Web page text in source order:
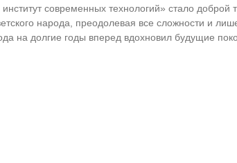
современных технологий» стало доброй
народа, преодолевая все сложности и
на долгие годы вперед вдохновил будущие